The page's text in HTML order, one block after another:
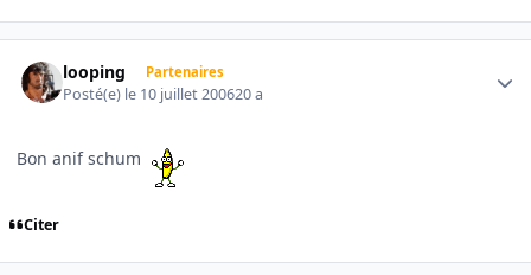
looping Partenaires
Posté(e) le 10 juillet 200620 a
Bon anif schum
Citer